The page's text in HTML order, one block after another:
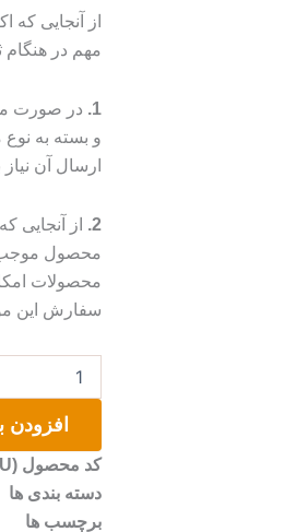
از آنجایی
مهم در
1. در صورت
و بسته به
ارسال آن
2.
از
محصول موجب
محصولات
سفارش این
بافت
افزودن
کد محصول (SKU)
دسته بندی ها
برچسب ها